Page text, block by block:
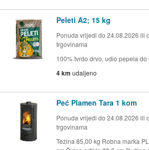
Peleti A2; 15 kg
Ponuda vrijedi do 24.08.2026 ili
trgovinama
100% tvrdo drvo, udio pepela
4 km udaljeno
Peć Plamen Tara 1 kom
Ponuda vrijedi do 24.08.2026 ili
trgovinama
Težina 85,00 kg Robna marka